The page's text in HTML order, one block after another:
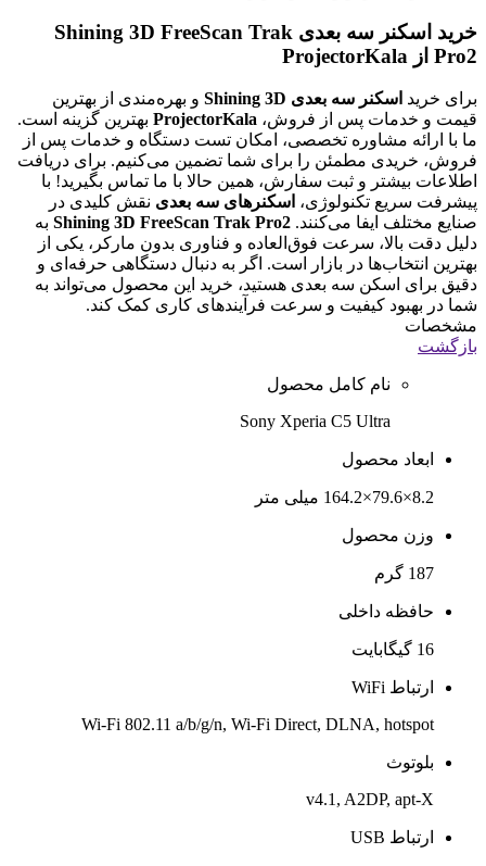
خرید اسکنر سه بعدی Shining 3D FreeScan Trak
Pro2 از ProjectorKala
برای خرید اسکنر سه بعدی Shining 3D
و بهره‌مندی از بهترین
قیمت و خدمات پس از فروش، ProjectorKala بهترین گزینه است.
ما با ارائه مشاوره تخصصی، امکان تست دستگاه و خدمات پس از
فروش، خریدی مطمئن را برای شما تضمین می‌کنیم. برای دریافت
اطلاعات بیشتر و ثبت سفارش، همین حالا با ما تماس بگیرید! با
پیشرفت سریع تکنولوژی، اسکنرهای سه بعدی نقش کلیدی در
صنایع مختلف ایفا می‌کنند. Shining 3D FreeScan Trak Pro2 به
دلیل دقت بالا، سرعت فوق‌العاده و فناوری بدون مارکر، یکی از
بهترین انتخاب‌ها در بازار است. اگر به دنبال دستگاهی حرفه‌ای و
دقیق برای اسکن سه بعدی هستید، خرید این محصول می‌تواند به
شما در بهبود کیفیت و سرعت فرآیندهای کاری کمک کند.
مشخصات
بازگشت
نام کامل محصول
Sony Xperia C5 Ultra
ابعاد محصول
8.2×79.6×164.2 میلی متر
وزن محصول
187 گرم
حافظه داخلی
16 گیگابایت
ارتباط WiFi
Wi-Fi 802.11 a/b/g/n, Wi-Fi Direct, DLNA, hotspot
بلوتوث
v4.1, A2DP, apt-X
ارتباط USB